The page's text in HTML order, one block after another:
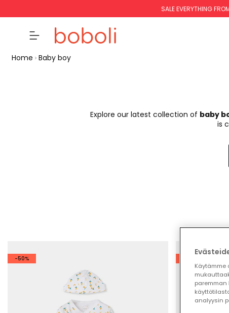
SALE EVERYTHING
Home Baby boy
Explore our latest collection of baby
is
-50%
Käytämme
analyysin